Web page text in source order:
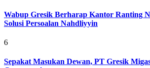
Wabup Gresik Berharap Kantor Ranting
Solusi Persoalan Nahdliyyin
6
Sepakat Masukan Dewan, PT Gresik